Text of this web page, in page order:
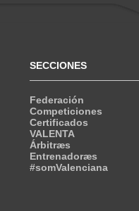
SECCIONES
Federación
Competiciones
Certificados
VALENTA
Árbitræs
Entrenadoræs
#somValenciana